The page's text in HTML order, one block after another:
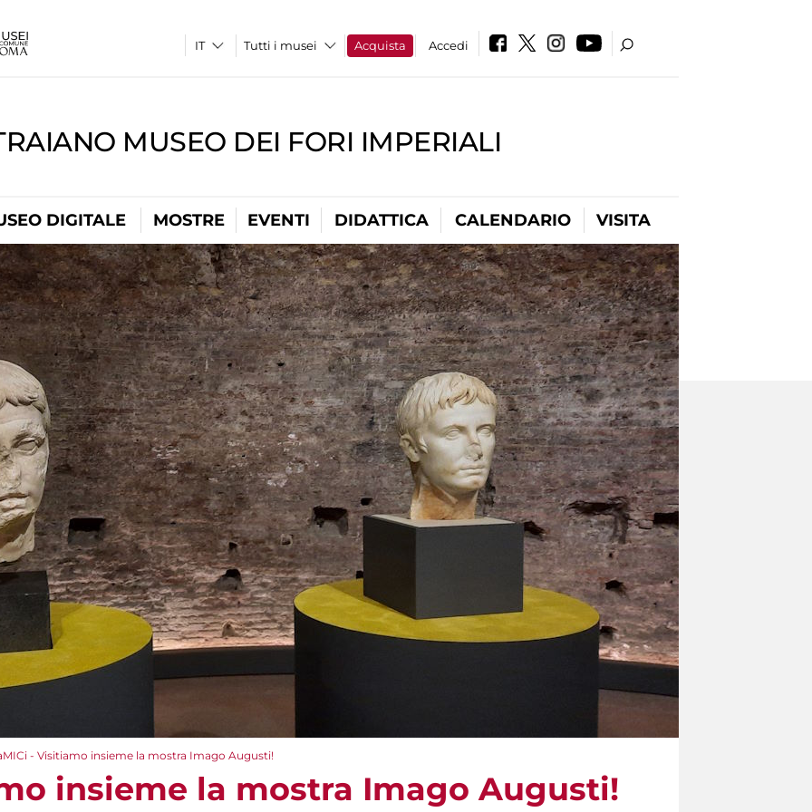
Tutti i musei Acquista Accedi
MUSEO DEI FORI IMPERIALI
DIGITALE MOSTRE EVENTI DIDATTICA CALENDARIO VISITA
- Visitiamo insieme la mostra Imago Augusti!
insieme la mostra Imago Augusti!